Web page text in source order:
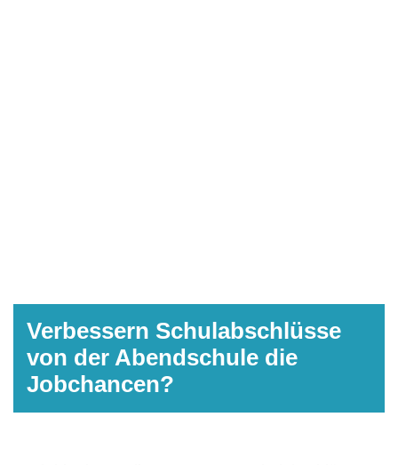
Verbessern Schulabschlüsse
von der Abendschule die
Jobchancen?